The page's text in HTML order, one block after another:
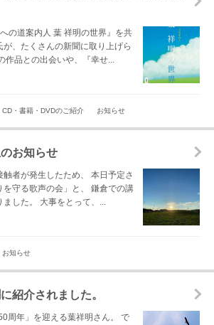
の道案内人 葉 祥明の世界』を共
、たくさんの新聞に取り上げら
品との出会いや、『幸せ...
CD・書籍・DVDのご紹介 お知らせ
お知らせ
者が発生したため、 本日予定さ
守る歌声の会」と、 鎌倉での講
した。 大事をとって、...
お知らせ
紹介されました。
周年」を迎える葉祥明さん。 で